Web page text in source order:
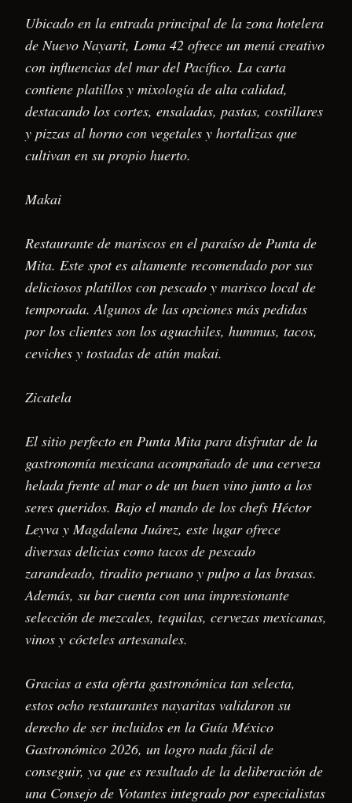
Ubicado en la entrada principal de la zona hotelera
de Nuevo Nayarit, Loma 42 ofrece un menú creativo
con influencias del mar del Pacífico. La carta
contiene platillos y mixología de alta calidad,
destacando los cortes, ensaladas, pastas, costillares
y pizzas al horno con vegetales y hortalizas que
cultivan en su propio huerto.
Makai
Restaurante de mariscos en el paraíso de Punta de
Mita. Este spot es altamente recomendado por sus
deliciosos platillos con pescado y marisco local de
temporada. Algunos de las opciones más pedidas
por los clientes son los aguachiles, hummus, tacos,
ceviches y tostadas de atún makai.
Zicatela
El sitio perfecto en Punta Mita para disfrutar de la
gastronomía mexicana acompañado de una cerveza
helada frente al mar o de un buen vino junto a los
seres queridos. Bajo el mando de los chefs Héctor
Leyva y Magdalena Juárez, este lugar ofrece
diversas delicias como tacos de pescado
zarandeado, tiradito peruano y pulpo a las brasas.
Además, su bar cuenta con una impresionante
selección de mezcales, tequilas, cervezas mexicanas,
vinos y cócteles artesanales.
Gracias a esta oferta gastronómica tan selecta,
estos ocho restaurantes nayaritas validaron su
derecho de ser incluidos en la Guía México
Gastronómico 2026, un logro nada fácil de
conseguir, ya que es resultado de la deliberación de
una Consejo de Votantes integrado por especialistas